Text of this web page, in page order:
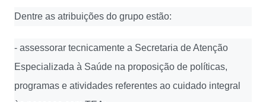
Dentre as atribuições do grupo estão:
- assessorar tecnicamente a Secretaria de Atenção
Especializada à Saúde na proposição de políticas,
programas e atividades referentes ao cuidado integral